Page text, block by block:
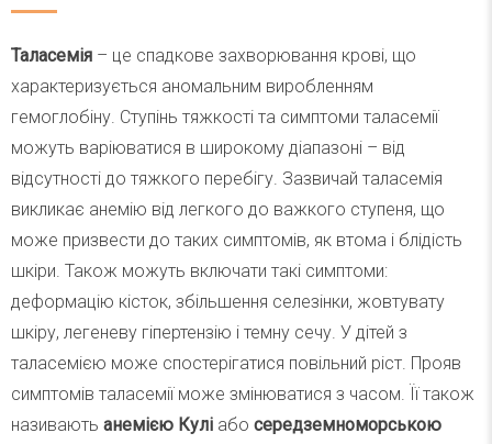
Таласемія – це спадкове захворювання крові, що
характеризується аномальним виробленням
гемоглобіну. Ступінь тяжкості та симптоми таласемії
можуть варіюватися в широкому діапазоні – від
відсутності до тяжкого перебігу. Зазвичай таласемія
викликає анемію від легкого до важкого ступеня, що
може призвести до таких симптомів, як втома і блідість
шкіри. Також можуть включати такі симптоми:
деформацію кісток, збільшення селезінки, жовтувату
шкіру, легеневу гіпертензію і темну сечу. У дітей з
таласемією може спостерігатися повільний ріст. Прояв
симптомів таласемії може змінюватися з часом. Її також
називають анемією Кулі або середземноморською